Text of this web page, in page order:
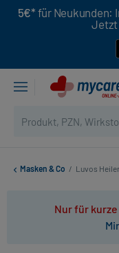
5€* für Neukunden:
Jetzt
Masken & Co / Luvos
Nur für